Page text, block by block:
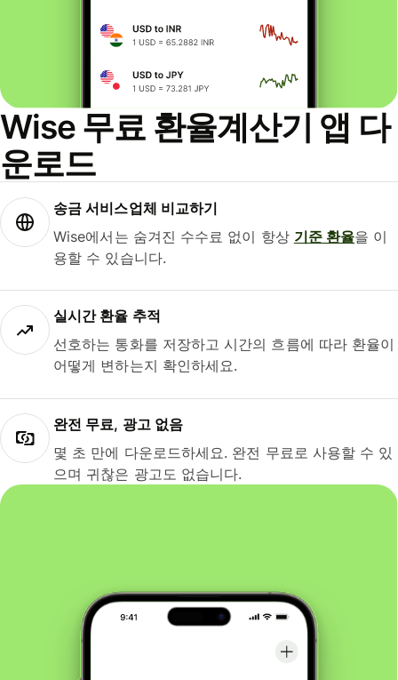
Wise 무료 환율계산기 앱 다
운로드
송금 서비스업체 비교하기
Wise에서는 숨겨진 수수료 없이 항상 기준 환율을 이
용할 수 있습니다.
실시간 환율 추적
선호하는 통화를 저장하고 시간의 흐름에 따라 환율이
어떻게 변하는지 확인하세요.
완전 무료, 광고 없음
몇 초 만에 다운로드하세요. 완전 무료로 사용할 수 있
으며 귀찮은 광고도 없습니다.